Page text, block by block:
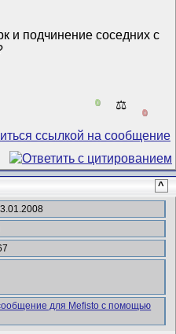
и подчинение соседних с
0 ⚖️
0
^